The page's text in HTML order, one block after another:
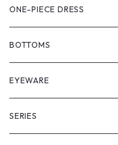
SHIRT
VEST
VEST
JACKET
COAT
PULL OVER
ONE-PIECE DRESS
BOTTOMS
SHORT LENGS
FULL LENGS
EYEWARE
SERIES